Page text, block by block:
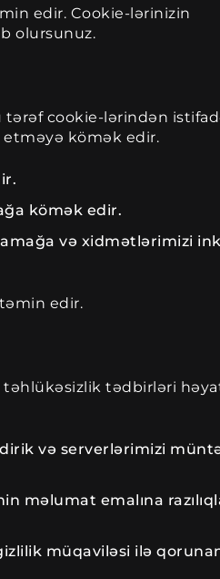
edir. Cookie-lərinizin
olursunuz.
tərəf cookie-lərindən
etməyə kömək edir.
kömək edir.
və xidmətlərimizi
edir.
təhlükəsizlik tədbirləri
və serverlərimizi
emalına
müqaviləsi ilə